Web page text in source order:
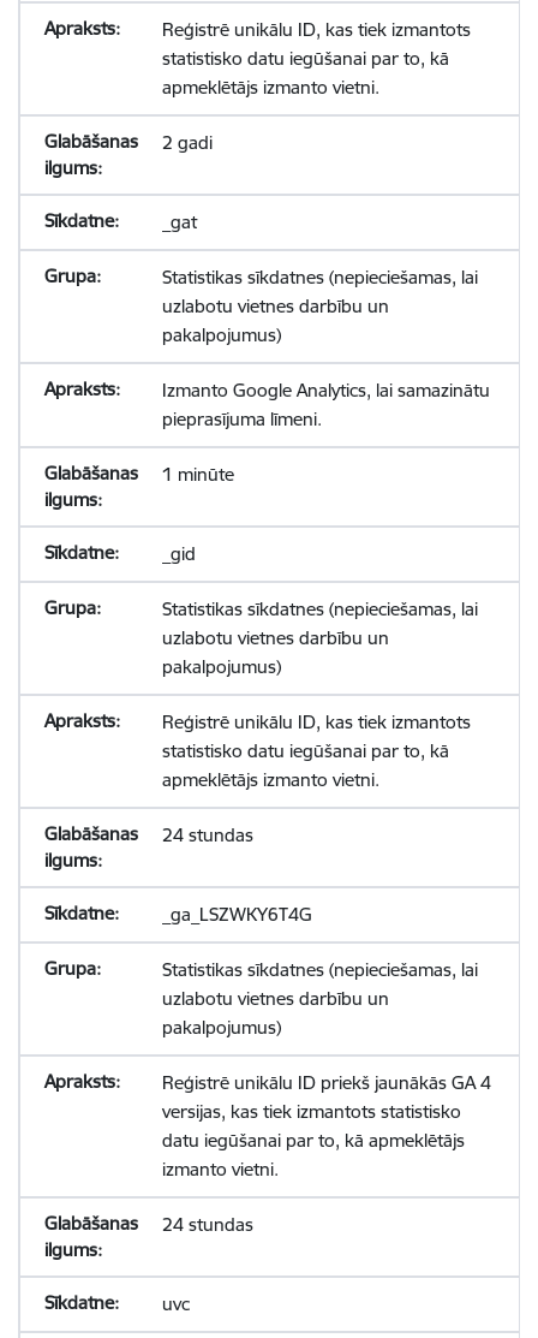
Reģistrē unikālu ID, kas tiek izmantots
statistisko datu iegūšanai par to, kā
apmeklētājs izmanto vietni.
2 gadi
_gat
Statistikas sīkdatnes (nepieciešamas, lai
uzlabotu vietnes darbību un
pakalpojumus)
Izmanto Google Analytics, lai samazinātu
pieprasījuma līmeni.
1 minūte
_gid
Statistikas sīkdatnes (nepieciešamas, lai
uzlabotu vietnes darbību un
pakalpojumus)
Reģistrē unikālu ID, kas tiek izmantots
statistisko datu iegūšanai par to, kā
apmeklētājs izmanto vietni.
24 stundas
_ga_LSZWKY6T4G
Statistikas sīkdatnes (nepieciešamas, lai
uzlabotu vietnes darbību un
pakalpojumus)
Reģistrē unikālu ID priekš jaunākās GA 4
versijas, kas tiek izmantots statistisko
datu iegūšanai par to, kā apmeklētājs
izmanto vietni.
24 stundas
uvc